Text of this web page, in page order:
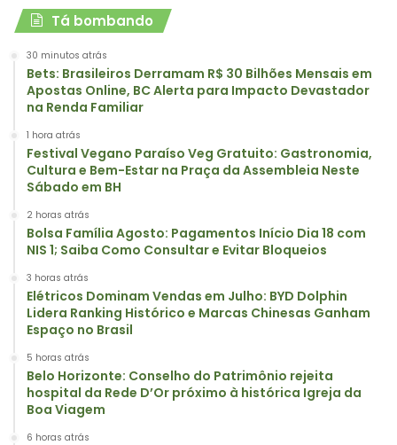
Tá bombando
30 minutos atrás
Bets: Brasileiros Derramam R$ 30 Bilhões Mensais em
Apostas Online, BC Alerta para Impacto Devastador
na Renda Familiar
1 hora atrás
Festival Vegano Paraíso Veg Gratuito: Gastronomia,
Cultura e Bem-Estar na Praça da Assembleia Neste
Sábado em BH
2 horas atrás
Bolsa Família Agosto: Pagamentos Início Dia 18 com
NIS 1; Saiba Como Consultar e Evitar Bloqueios
3 horas atrás
Elétricos Dominam Vendas em Julho: BYD Dolphin
Lidera Ranking Histórico e Marcas Chinesas Ganham
Espaço no Brasil
5 horas atrás
Belo Horizonte: Conselho do Patrimônio rejeita
hospital da Rede D’Or próximo à histórica Igreja da
Boa Viagem
6 horas atrás